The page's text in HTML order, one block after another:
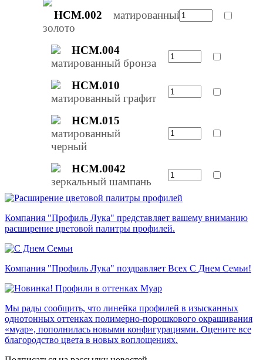
НСМ.002
матированный
золото
НСМ.004
матированный бронза
НСМ.010
матированный графит
НСМ.015
матированный
черный
НСМ.0042
зеркальный шампань
Компания "Профиль Лука" представляет вашему вниманию
расширение цветовой палитры профилей.
Компания "Профиль Лука" поздравляет Всех С Днем Семьи!
Мы рады сообщить, что линейка профилей в изысканных
однотонных оттенках полимерно-порошкового окрашивания
«муар», пополнилась новыми конфигурациями. Оцените все
благородство цвета в новых воплощениях.